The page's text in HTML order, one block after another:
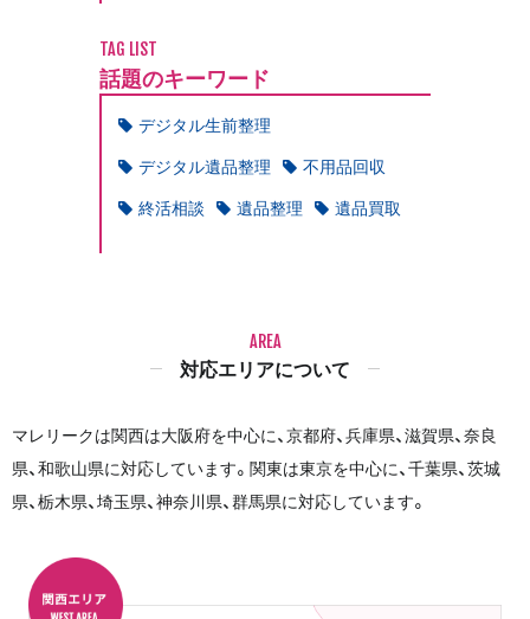
TAG LIST
話題のキーワード
デジタル生前整理
デジタル遺品整理
不用品回収
終活相談
遺品整理 遺品買取
AREA
対応エリアについて
マレリークは関西は大阪府を中心に、京都府、兵庫県、滋賀県、奈良
県、和歌山県に対応しています。関東は東京を中心に、千葉県、茨城
県、栃木県、埼玉県、神奈川県、群馬県に対応しています。